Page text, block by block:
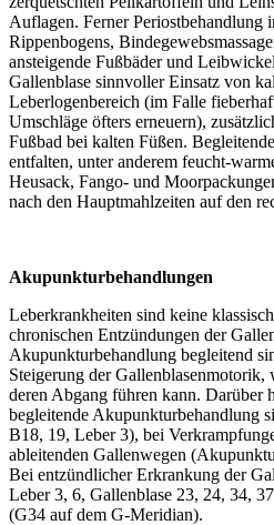
Auflagen. Ferner Periostbehandlung
Rippenbogens,
ansteigende Fußbäder und
Gallenblase sinnvoller Einsatz von
Leberlogenbereich (im Falle
Umschläge öfters erneuern),
Fußbad bei kalten Füßen.
entfalten, unter anderem feucht-
Heusack, Fango- und
nach den Hauptmahlzeiten auf den
Akupunkturbehandlungen
Leberkrankheiten sind keine
chronischen Entzündungen der
Akupunkturbehandlung begleitend
Steigerung der Gallenblasenmotorik,
deren Abgang führen kann. Darüber
begleitende Akupunkturbehandlung
B18, 19, Leber 3), bei
ableitenden Gallenwegen
Bei entzündlicher Erkrankung der
Leber 3, 6, Gallenblase 23, 24, 34,
(G34 auf dem G-Meridian).